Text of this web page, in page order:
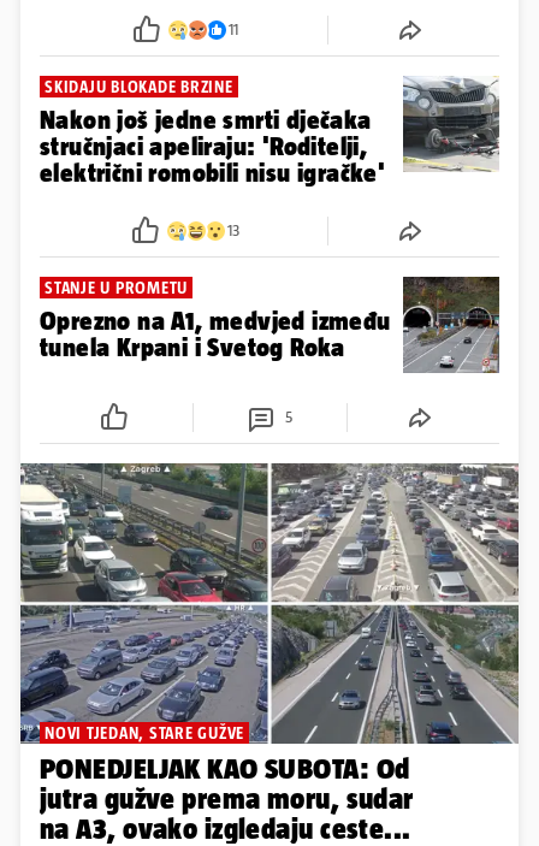
11
SKIDAJU BLOKADE BRZINE
Nakon još jedne smrti dječaka
stručnjaci apeliraju: 'Roditelji,
električni romobili nisu igračke'
13
STANJE U PROMETU
Oprezno na A1, medvjed između
tunela Krpani i Svetog Roka
5
NOVI TJEDAN, STARE GUŽVE
PONEDJELJAK KAO SUBOTA: Od
jutra gužve prema moru, sudar
na A3, ovako izgledaju ceste...